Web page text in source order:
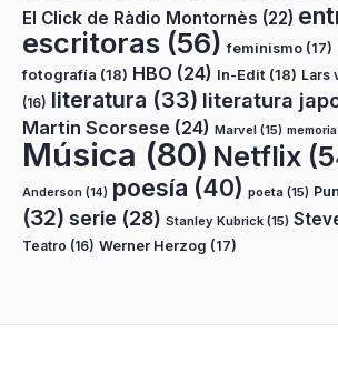
El Click de Ràdio Montornès (22)
escritoras (56) feminismo (17)
fotografía (18) HBO (24) In-Edit (18) Lars
(16) literatura (33) literatura
Martin Scorsese (24) Marvel (15)
Música (80) Netflix
Anderson (14) poesía (40) poeta (15)
(32) serie (28) Stanley Kubrick (15)
Teatro (16) Werner Herzog (17)